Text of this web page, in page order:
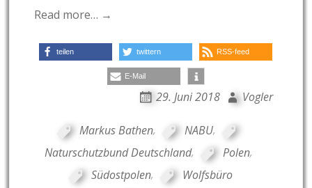
Read more… →
teilen twittern RSS-feed
E-Mail
29. Juni 2018 Vogler
Markus Bathen, NABU,
Naturschutzbund Deutschland, Polen,
Südostpolen,
Wolfsbüro